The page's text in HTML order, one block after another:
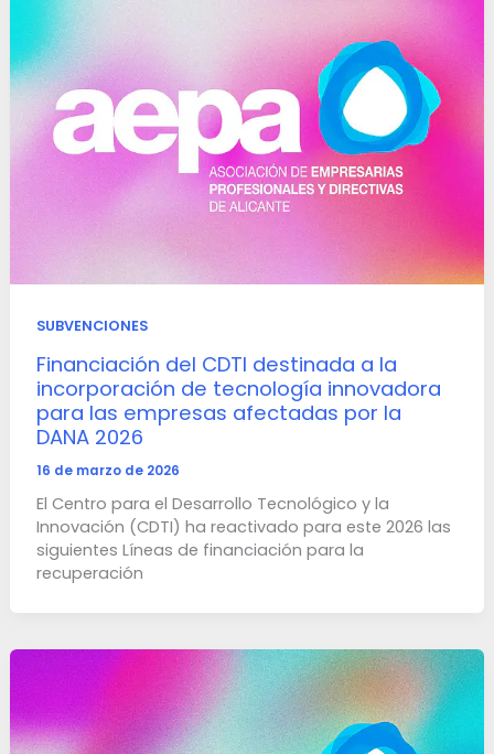
SUBVENCIONES
Financiación del CDTI destinada a la
incorporación de tecnología innovadora
para las empresas afectadas por la
DANA 2026
16 de marzo de 2026
El Centro para el Desarrollo Tecnológico y la
Innovación (CDTI) ha reactivado para este 2026 las
siguientes Líneas de financiación para la
recuperación